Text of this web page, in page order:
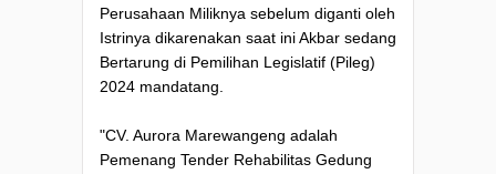
Perusahaan Miliknya sebelum diganti oleh
Istrinya dikarenakan saat ini Akbar sedang
Bertarung di Pemilihan Legislatif (Pileg)
2024 mandatang.
"CV. Aurora Marewangeng adalah
Pemenang Tender Rehabilitas Gedung